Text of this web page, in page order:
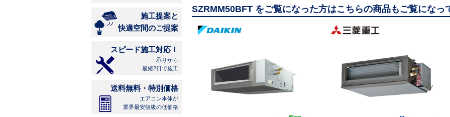
施工提案と
快適空間のご提案
スピード施工対応！
承りから
最短2日で施工
送料無料・特別価格
エアコン本体が
業界最安値級の低価格
SZRMM50BFT をご覧になった方はこちらの商品もご覧になっ